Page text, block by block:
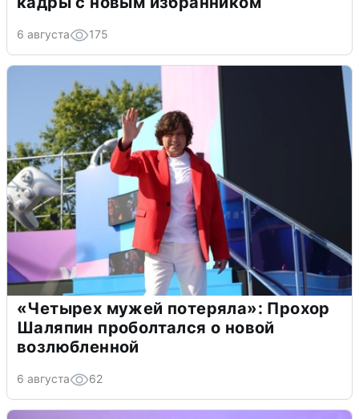
6 августа 175
«Четырех мужей потеряла»: Прохор
Шаляпин проболтался о новой
возлюбленной
6 августа 62